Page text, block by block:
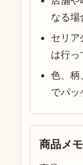
なる場
セリア
は行っ
色、柄
でパッ
商品メモ